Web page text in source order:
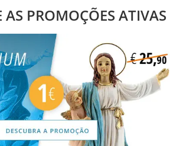
AS PROMOÇÕES ATIVAS